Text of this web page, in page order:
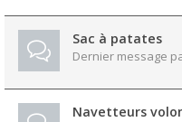
Sac à patates
Dernier message
Navetteurs